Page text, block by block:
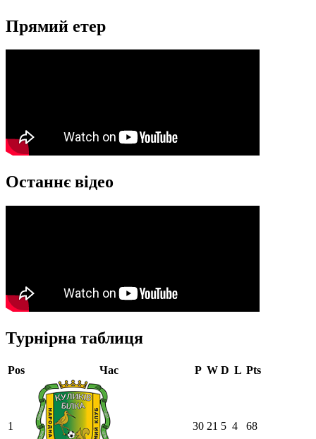
Прямий етер
Останнє відео
Турнірна таблиця
Pos Час P W D L Pts
1 30 21 5 4 68